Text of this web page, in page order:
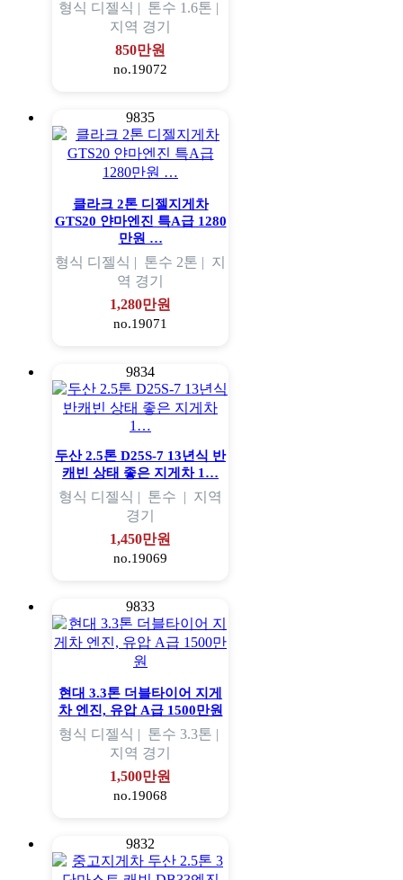
형식 디젤식 | 톤수 1.6톤 |
지역 경기
850만원
no.19072
9835
클라크 2톤 디젤지게차
GTS20 얀마엔진 특A급 1280
만원 …
형식 디젤식 | 톤수 2톤 | 지
역 경기
1,280만원
no.19071
9834
두산 2.5톤 D25S-7 13년식 반
캐빈 상태 좋은 지게차 1…
형식 디젤식 | 톤수 | 지역
경기
1,450만원
no.19069
9833
현대 3.3톤 더블타이어 지게
차 엔진, 유압 A급 1500만원
형식 디젤식 | 톤수 3.3톤 |
지역 경기
1,500만원
no.19068
9832